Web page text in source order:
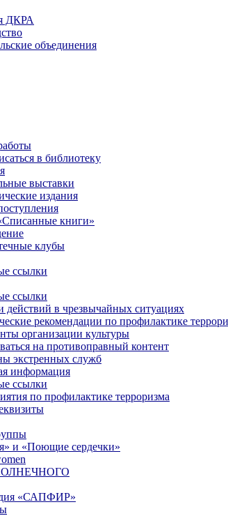
ДКРА
объединения
в библиотеку
выставки
издания
книги»
клубы
ссылки
ссылки
действий в чрезвычайных ситуациях
рекомендации по профилактике
организации культуры
на противоправный контент
экстренных служб
информация
ссылки
по профилактике терроризма
и «Поющие сердечки»
«САПФИР»